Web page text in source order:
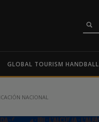
GLOBAL TOURISM HANDBALL
NACIONAL